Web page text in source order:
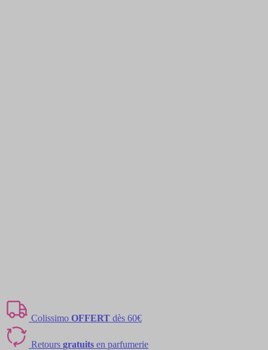
Colissimo OFFERT dès 60€
Retours gratuits en parfumerie